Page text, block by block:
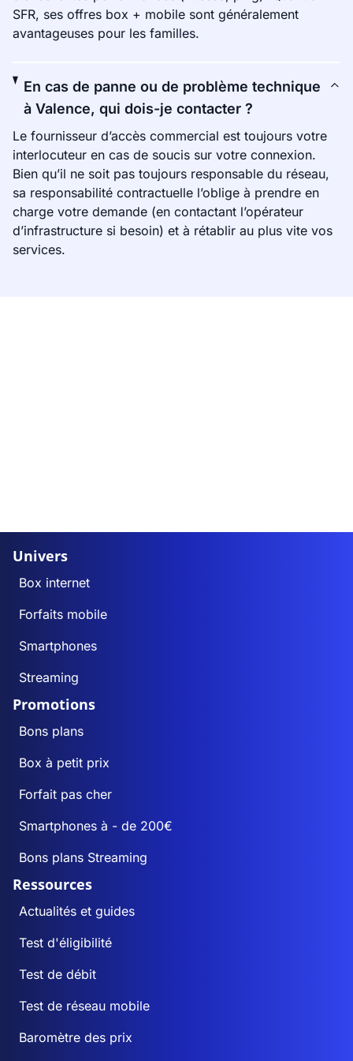
SFR, ses offres box + mobile sont généralement
avantageuses pour les familles.
En cas de panne ou de problème technique
à Valence, qui dois-je contacter ?
Le fournisseur d’accès commercial est toujours votre
interlocuteur en cas de soucis sur votre connexion.
Bien qu’il ne soit pas toujours responsable du réseau,
sa responsabilité contractuelle l’oblige à prendre en
charge votre demande (en contactant l’opérateur
d’infrastructure si besoin) et à rétablir au plus vite vos
services.
Univers
Box internet
Forfaits mobile
Smartphones
Streaming
Promotions
Bons plans
Box à petit prix
Forfait pas cher
Smartphones à - de 200€
Bons plans Streaming
Ressources
Actualités et guides
Test d'éligibilité
Test de débit
Test de réseau mobile
Baromètre des prix